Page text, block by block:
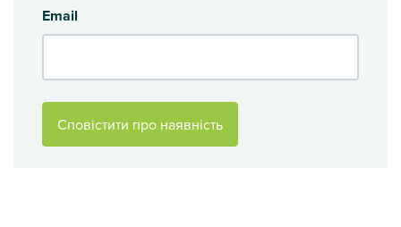
Email
Сповістити про наявність